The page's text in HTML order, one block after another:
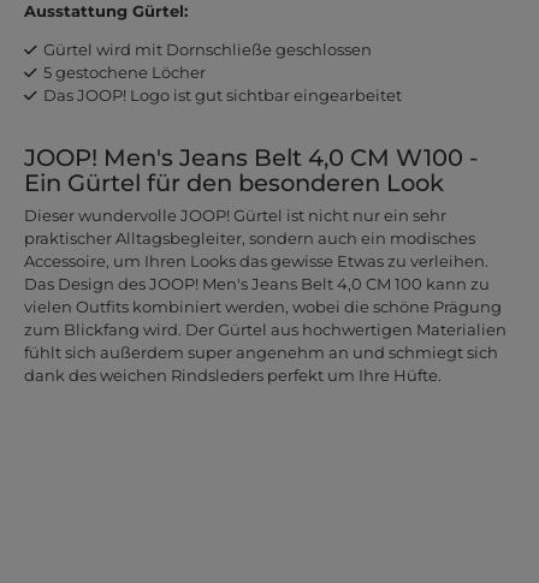
Ausstattung Gürtel:
Gürtel wird mit Dornschließe geschlossen
5 gestochene Löcher
Das JOOP! Logo ist gut sichtbar eingearbeitet
JOOP! Men's Jeans Belt 4,0 CM W100 -
Ein Gürtel für den besonderen Look
Dieser wundervolle JOOP! Gürtel ist nicht nur ein sehr
praktischer Alltagsbegleiter, sondern auch ein modisches
Accessoire, um Ihren Looks das gewisse Etwas zu verleihen.
Das Design des JOOP! Men's Jeans Belt 4,0 CM 100 kann zu
vielen Outfits kombiniert werden, wobei die schöne Prägung
zum Blickfang wird. Der Gürtel aus hochwertigen Materialien
fühlt sich außerdem super angenehm an und schmiegt sich
dank des weichen Rindsleders perfekt um Ihre Hüfte.